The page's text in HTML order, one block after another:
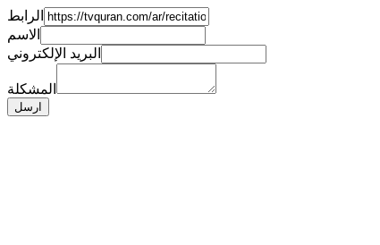
الرابط
الاسم
البريد الإلكتروني
المشكلة
ارسل